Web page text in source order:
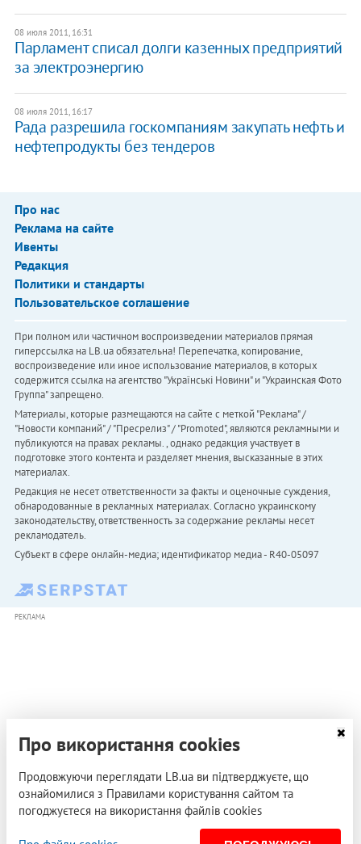
08 июля 2011, 16:31
Парламент списал долги казенных предприятий
за электроэнергию
08 июля 2011, 16:17
Рада разрешила госкомпаниям закупать нефть и
нефтепродукты без тендеров
Про нас
Реклама на сайте
Ивенты
Редакция
Политики и стандарты
Пользовательское соглашение
При полном или частичном воспроизведении материалов прямая
гиперссылка на LB.ua обязательна! Перепечатка, копирование,
воспроизведение или иное использование материалов, в которых
содержится ссылка на агентство "Українськi Новини" и "Украинская Фото
Группа" запрещено.
Материалы, которые размещаются на сайте с меткой "Реклама" /
"Новости компаний" / "Пресрелиз" / "Promoted", являются рекламными и
публикуются на правах рекламы. , однако редакция участвует в
подготовке этого контента и разделяет мнения, высказанные в этих
материалах.
Редакция не несет ответственности за факты и оценочные суждения,
обнародованные в рекламных материалах. Согласно украинскому
законодательству, ответственность за содержание рекламы несет
рекламодатель.
Субъект в сфере онлайн-медиа; идентификатор медиа - R40-05097
РЕКЛАМА
Про використання cookies
Продовжуючи переглядати LB.ua ви підтверджуєте, що
ознайомилися з Правилами користування сайтом та
погоджуєтеся на використання файлів cookies